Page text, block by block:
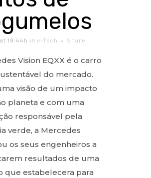
18:44h in e-Tech Share
Vision EQXX é o carro
do mercado.
visão de um impacto
planeta e com uma
responsável pela
verde, a Mercedes
os seus engenheiros a
resultados de uma
que estabelecera para